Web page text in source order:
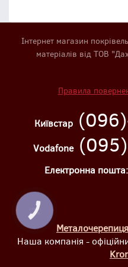
Інтернет магазин
матеріалів від ТОВ
Правила
Київстар
Vodafone
Електронна пошта:
Наша компанія -
КНОПКА
ЗВ'ЯЗКУ